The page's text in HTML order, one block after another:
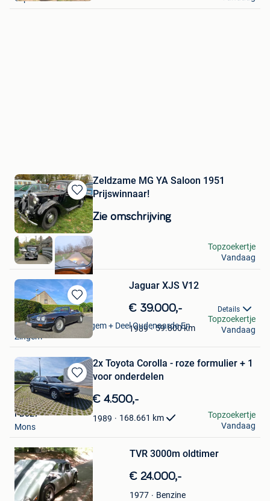
Favorieten
Bewaren
in
Mijn
Favorieten
Zeldzame MG YA Saloon 1951
Prijswinnaar!
Zie omschrijving
Jona
Herselt
Topzoekertje
Vandaag
Bewaren
in
Mijn
Favorieten
Jaguar XJS V12
€ 39.000,- Details
1989 59.800km
WYNENDAELE YVES
Nederzwalm-Hermelgem + Deel Oudenaarde En
Zingem
Topzoekertje
Vandaag
Bewaren
in
Mijn
Favorieten
2x Toyota Corolla - roze formulier + 1
voor onderdelen
€ 4.500,-
1989 168.661 km
FB027
Mons
Topzoekertje
Vandaag
in
Mijn
Favorieten
TVR 3000m oldtimer
€ 24.000,-
1977
Benzine